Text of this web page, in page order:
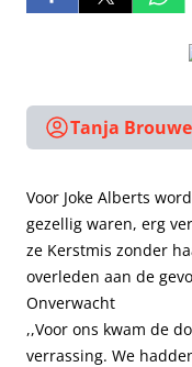
Tanja
Voor Joke Alberts
gezellig waren, erg
ze Kerstmis zonder
overleden aan de
Onverwacht
,,Voor ons kwam de
verrassing. We